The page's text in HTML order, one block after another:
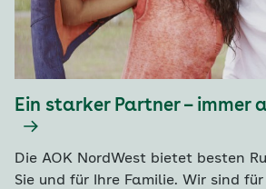
Ein starker Partner – immer
Die AOK NordWest bietet besten
Sie und für Ihre Familie. Wir sind